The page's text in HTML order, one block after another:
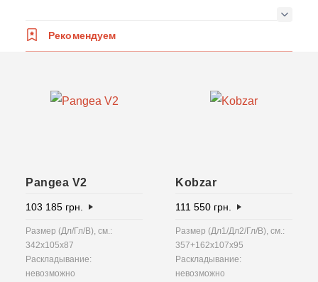
Рекомендуем
Pangea V2
103 185 грн.
Размер (Дл/Гл/В), см.:
342x105x87
Раскладывание:
невозможно
Kobzar
111 550 грн.
Размер (Дл1/Дл2/Гл/В), см.:
357+162х107х95
Раскладывание:
невозможно